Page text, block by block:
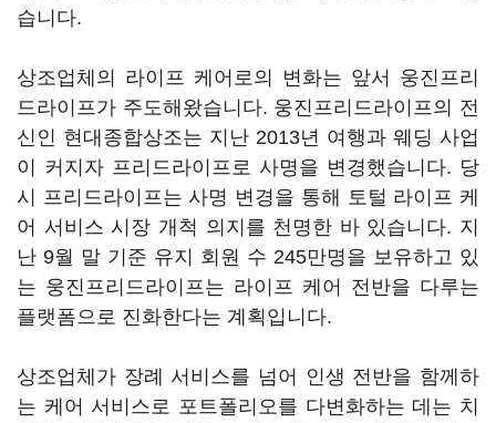
습니다.
상조업체의 라이프 케어로의 변화는 앞서 웅진프리
드라이프가 주도해왔습니다. 웅진프리드라이프의 전
신인 현대종합상조는 지난 2013년 여행과 웨딩 사업
이 커지자 프리드라이프로 사명을 변경했습니다. 당
시 프리드라이프는 사명 변경을 통해 토털 라이프 케
어 서비스 시장 개척 의지를 천명한 바 있습니다. 지
난 9월 말 기준 유지 회원 수 245만명을 보유하고 있
는 웅진프리드라이프는 라이프 케어 전반을 다루는
플랫폼으로 진화한다는 계획입니다.
상조업체가 장례 서비스를 넘어 인생 전반을 함께하
는 케어 서비스로 포트폴리오를 다변화하는 데는 치